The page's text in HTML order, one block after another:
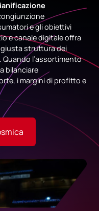
e gli obiettivi
e canale digitale offra
struttura dei
l’assortimento
bilanciare
i margini di profitto e